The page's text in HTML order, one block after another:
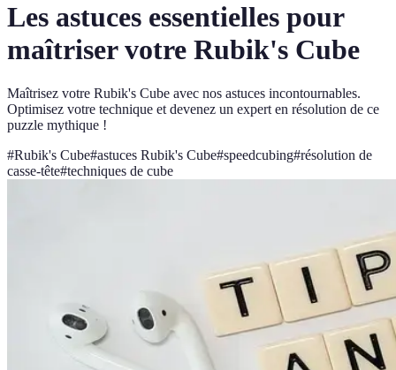
Les astuces essentielles pour
maîtriser votre Rubik's Cube
Maîtrisez votre Rubik's Cube avec nos astuces incontournables.
Optimisez votre technique et devenez un expert en résolution de ce
puzzle mythique !
#Rubik's Cube#astuces Rubik's Cube#speedcubing#résolution de
casse-tête#techniques de cube